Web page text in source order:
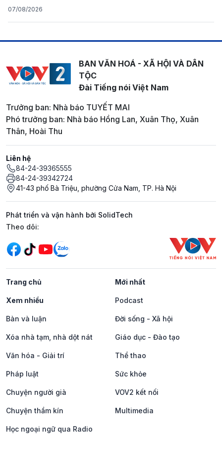
07/08/2026
BAN VĂN HOÁ - XÃ HỘI VÀ DÂN
TỘC
Đài Tiếng nói Việt Nam
Trưởng ban: Nhà báo TUYẾT MAI
Phó trưởng ban: Nhà báo Hồng Lan, Xuân Thọ, Xuân
Thân, Hoài Thu
Liên hệ
84-24-39365555
84-24-39342724
41-43 phố Bà Triệu, phường Cửa Nam, TP. Hà Nội
Phát triển và vận hành bởi SolidTech
Mạng xã hội
Theo dõi:
Trang chủ Mới nhất
Xem nhiều Podcast
Bàn và luận Đời sống - Xã hội
Xóa nhà tạm, nhà dột nát Giáo dục - Đào tạo
Văn hóa - Giải trí Thể thao
Pháp luật Sức khỏe
Chuyện người già VOV2 kết nối
Chuyện thầm kín Multimedia
Học ngoại ngữ qua Radio